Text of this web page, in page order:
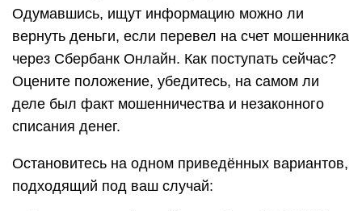
Одумавшись, ищут информацию можно ли
вернуть деньги, если перевел на счет мошенника
через Сбербанк Онлайн. Как поступать сейчас?
Оцените положение, убедитесь, на самом ли
деле был факт мошенничества и незаконного
списания денег.
Остановитесь на одном приведённых вариантов,
подходящий под ваш случай: